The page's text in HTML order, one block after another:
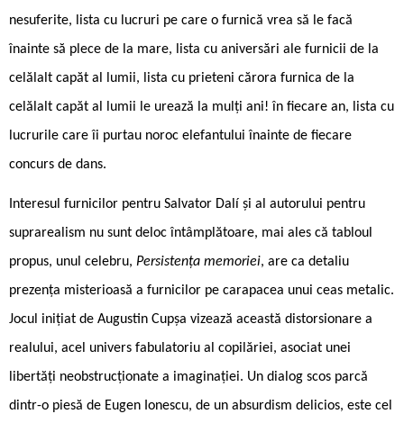
nesuferite, lista cu lucruri pe care o furnică vrea să le facă
înainte să plece de la mare, lista cu aniversări ale furnicii de la
celălalt capăt al lumii, lista cu prieteni cărora furnica de la
celălalt capăt al lumii le urează la mulți ani! în fiecare an, lista cu
lucrurile care îi purtau noroc elefantului înainte de fiecare
concurs de dans.
Interesul furnicilor pentru Salvator Dalí și al autorului pentru
suprarealism nu sunt deloc întâmplătoare, mai ales că tabloul
propus, unul celebru, Persistența memoriei, are ca detaliu
prezența misterioasă a furnicilor pe carapacea unui ceas metalic.
Jocul inițiat de Augustin Cupșa vizează această distorsionare a
realului, acel univers fabulatoriu al copilăriei, asociat unei
libertăți neobstrucționate a imaginației. Un dialog scos parcă
dintr-o piesă de Eugen Ionescu, de un absurdism delicios, este cel